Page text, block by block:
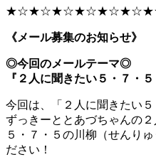
《メール募集のお知らせ》
◎今回のメールテーマ◎
『２人に聞きたい５・７・５
今回は、「２人に聞きたい５
ずっきーととあづちゃんの２
５・７・５の川柳（せんり
ださい！